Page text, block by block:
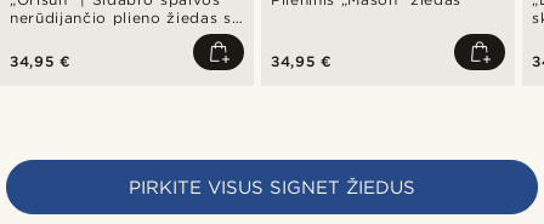
nerūdijančio plieno žiedas su
34,95 € 34,95 €
PIRKITE VISUS SIGNET ŽIEDUS